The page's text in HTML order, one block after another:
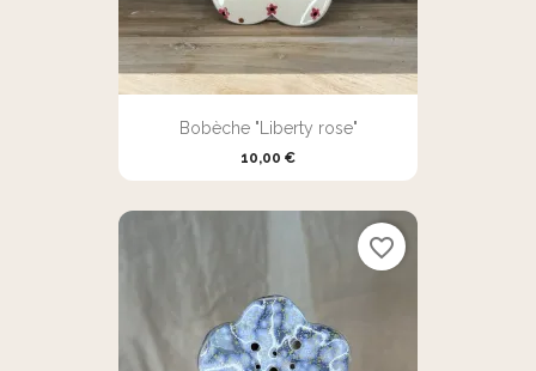
Bobèche "Liberty rose"
10,00 €
favorite_border